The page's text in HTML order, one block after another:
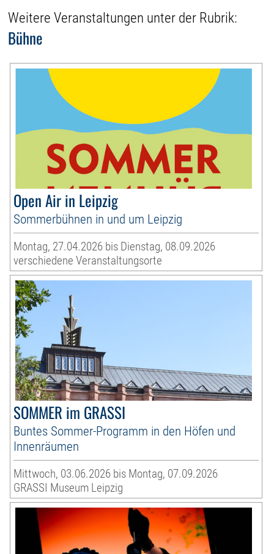
Weitere Veranstaltungen unter der Rubrik:
Bühne
Open Air in Leipzig
Sommerbühnen in und um Leipzig
Montag, 27.04.2026 bis Dienstag, 08.09.2026
verschiedene Veranstaltungsorte
SOMMER im GRASSI
Buntes Sommer-Programm in den Höfen und
Innenräumen
Mittwoch, 03.06.2026 bis Montag, 07.09.2026
GRASSI Museum Leipzig